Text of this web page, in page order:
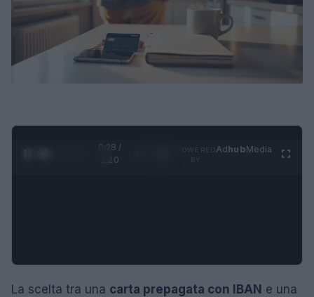
0:29 /
1:20
AdhubMedia
La scelta tra una carta prepagata con IBAN e una